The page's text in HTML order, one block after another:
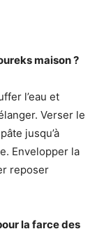
maison ?
l’eau et
Verser le
jusqu’à
Envelopper la
reposer
la farce des